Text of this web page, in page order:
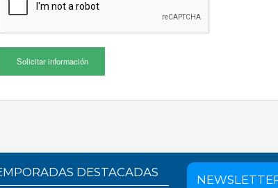
Solicitar información
DESTACADAS